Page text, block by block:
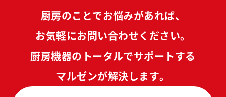
厨房のことでお悩みがあれば、
お気軽にお問い合わせください。
厨房機器のトータルでサポートする
マルゼンが解決します。